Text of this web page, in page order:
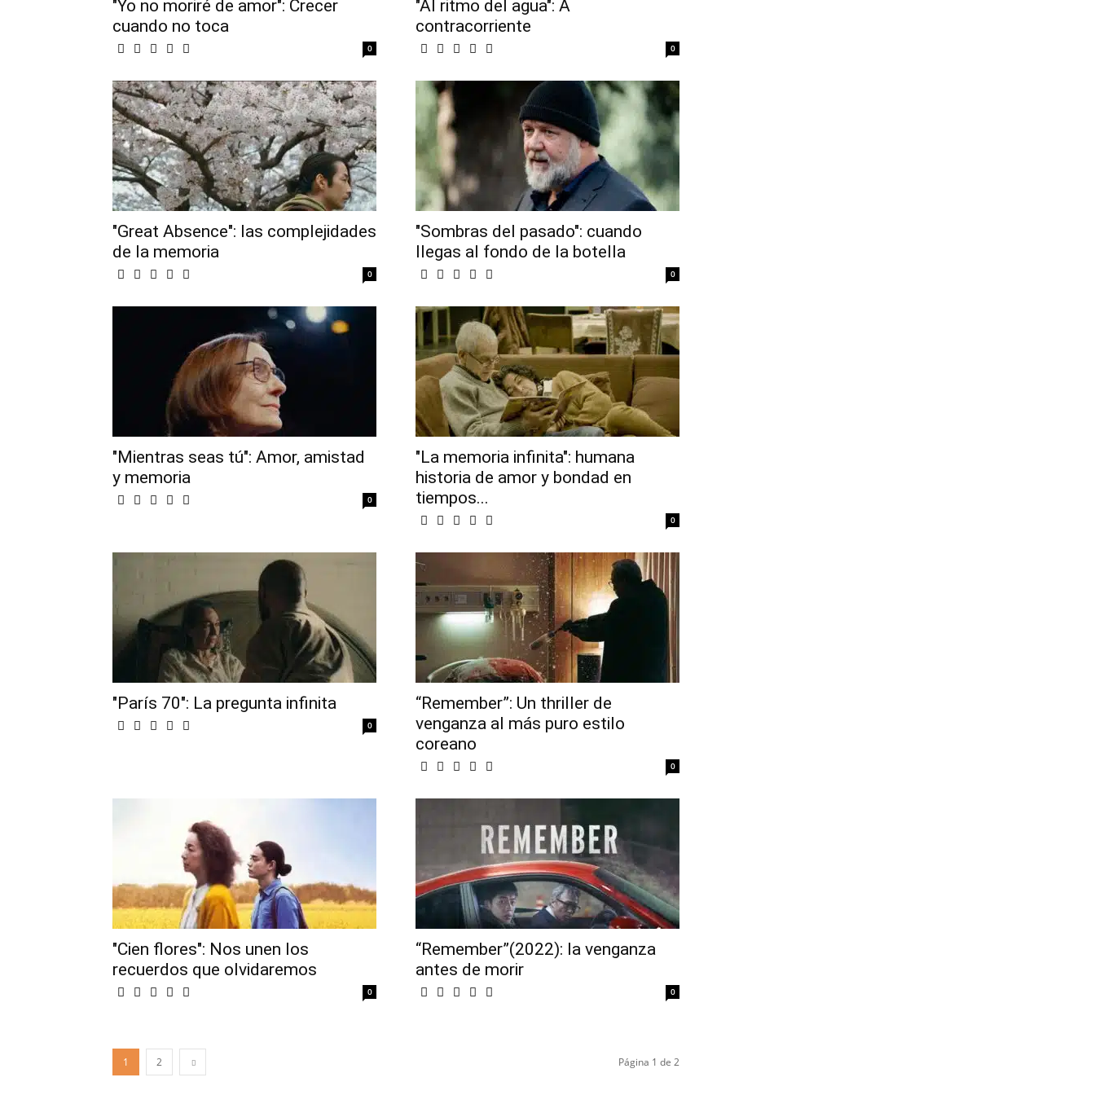
"Yo no moriré de amor": Crecer
cuando no toca
0
"Al ritmo del agua": A
contracorriente
0
"Great Absence": las complejidades
de la memoria
0
"Sombras del pasado": cuando
llegas al fondo de la botella
0
"Mientras seas tú": Amor, amistad
y memoria
0
"La memoria infinita": humana
historia de amor y bondad en
tiempos...
0
"París 70": La pregunta infinita
0
“Remember”: Un thriller de
venganza al más puro estilo
coreano
0
"Cien flores": Nos unen los
recuerdos que olvidaremos
0
“Remember”(2022): la venganza
antes de morir
0
1 2 Página 1 de 2